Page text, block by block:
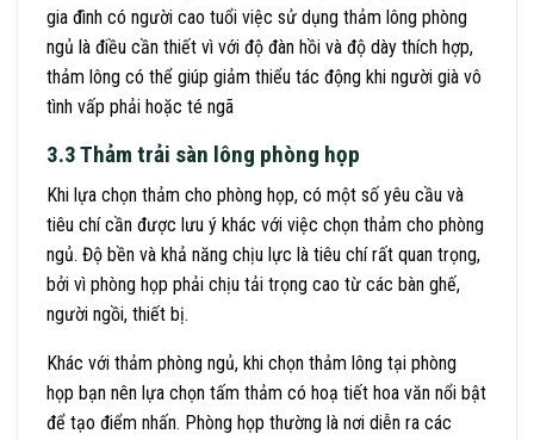
gia đình có người cao tuổi việc sử dụng thảm lông phòng
ngủ là điều cần thiết vì với độ đàn hồi và độ dày thích hợp,
thảm lông có thể giúp giảm thiểu tác động khi người già vô
tình vấp phải hoặc té ngã
3.3 Thảm trải sàn lông phòng họp
Khi lựa chọn thảm cho phòng họp, có một số yêu cầu và
tiêu chí cần được lưu ý khác với việc chọn thảm cho phòng
ngủ. Độ bền và khả năng chịu lực là tiêu chí rất quan trọng,
bởi vì phòng họp phải chịu tải trọng cao từ các bàn ghế,
người ngồi, thiết bị.
Khác với thảm phòng ngủ, khi chọn thảm lông tại phòng
họp bạn nên lựa chọn tấm thảm có hoạ tiết hoa văn nổi bật
để tạo điểm nhấn. Phòng họp thường là nơi diễn ra các